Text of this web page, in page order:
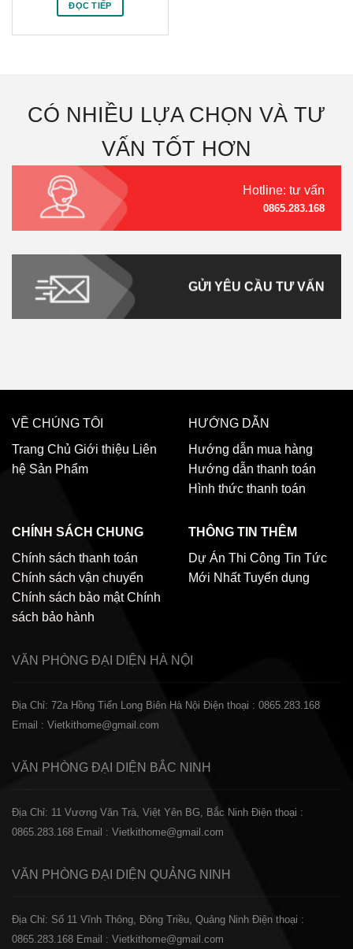
ĐỌC TIẾP
CÓ NHIỀU LỰA CHỌN VÀ TƯ
VẤN TỐT HƠN
Hotline: tư vấn
0865.283.168
GỬI YÊU CẦU TƯ VẤN
VỀ CHÚNG TÔI
Trang Chủ Giới thiệu Liên
hệ Sản Phẩm
HƯỚNG DẪN
Hướng dẫn mua hàng
Hướng dẫn thanh toán
Hình thức thanh toán
CHÍNH SÁCH CHUNG
Chính sách thanh toán
Chính sách vận chuyển
Chính sách bảo mật Chính
sách bảo hành
THÔNG TIN THÊM
Dự Án Thi Công Tin Tức
Mới Nhất Tuyển dụng
VĂN PHÒNG ĐẠI DIỆN HÀ NỘI
Địa Chỉ: 72a Hồng Tiến Long Biên Hà Nội Điện thoại : 0865.283.168
Email : Vietkithome@gmail.com
VĂN PHÒNG ĐẠI DIỆN BẮC NINH
Địa Chỉ: 11 Vương Văn Trà, Việt Yên BG, Bắc Ninh Điện thoại :
0865.283.168 Email : Vietkithome@gmail.com
VĂN PHÒNG ĐẠI DIỆN QUẢNG NINH
Địa Chỉ: Số 11 Vĩnh Thông, Đông Triều, Quảng Ninh Điện thoại :
0865.283.168 Email : Vietkithome@gmail.com